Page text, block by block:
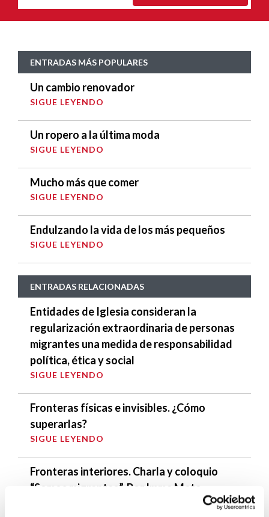
ENTRADAS MÁS POPULARES
Un cambio renovador
SIGUE LEYENDO
Un ropero a la última moda
SIGUE LEYENDO
Mucho más que comer
SIGUE LEYENDO
Endulzando la vida de los más pequeños
SIGUE LEYENDO
ENTRADAS RELACIONADAS
Entidades de Iglesia consideran la
regularización extraordinaria de personas
migrantes una medida de responsabilidad
política, ética y social
SIGUE LEYENDO
Fronteras físicas e invisibles. ¿Cómo
superarlas?
SIGUE LEYENDO
Fronteras interiores. Charla y coloquio
“Somos migrantes”. Por Imma Mata,
responsable de Migraciónn de Cáritas